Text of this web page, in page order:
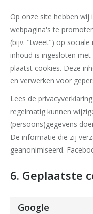
Op onze site hebben
webpagina's te
(bijv. "tweet") op sociale
inhoud is ingesloten
plaatst cookies. Deze
en verwerken voor
Lees de
regelmatig kunnen
(persoons)gegevens
De informatie die zij
geanonimiseerd.
6. Geplaatste
Google